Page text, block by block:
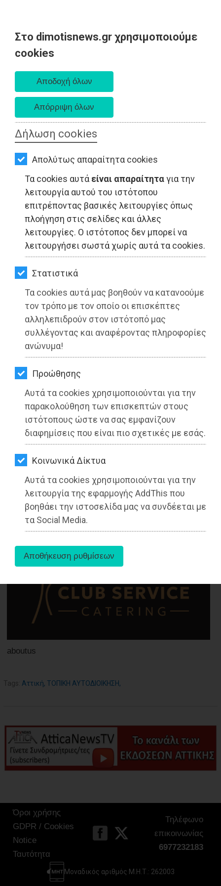
Στο dimotisnews.gr χρησιμοποιούμε
cookies
Δήλωση cookies
Απολύτως απαραίτητα cookies
Τα cookies αυτά είναι απαραίτηταγια την
λειτουργία αυτού του ιστότοπου
επιτρέποντας βασικές λειτουργίες όπως
πλοήγηση στις σελίδες και άλλες
λειτουργίες. Ο ιστότοπος δεν μπορεί να
λειτουργήσει σωστά χωρίς αυτά τα cookies.
Στατιστικά
Τα cookies αυτά μας βοηθούν να κατανοούμε
τον τρόπο με τον οποίο οι επισκέπτες
αλληλεπιδρούν στον ιστότοπό μας
συλλέγοντας και αναφέροντας πληροφορίες
ανώνυμα!
Προώθησης
Αυτά τα cookies χρησιμοποιούνται για την
παρακολούθηση των επισκεπτών στους
ιστότοπους ώστε να σας εμφανίζουν
διαφημίσεις που είναι πιο σχετικές με εσάς.
Kοινωνικά Δίκτυα
Αυτά τα cookies χρησιμοποιούνται για την
λειτουργία της εφαρμογής AddThis που
βοηθάει την ιστοσελίδα μας να συνδέεται με
τα Social Media.
AΡΧΙΚΗ
ΕΙΔΗΣΕΙΣ
ΠΟΛΙΤΙΚΗ
ΤΟΠΙΚΗ
ΑΥΤΟΔΙΟΙΚΗΣΗ
ΟΙΚΟΝΟΜΙΑ
ΑΘΛΗΤΙΣΜΟΣ
ΠΟΛΙΤΙΣΜΟΣ
ΣΠΙΤΙ-
ΚΗΠΟΣ
ΥΓΕΙΑ
LIFESTYLE
ΤΑΞΙΔΙΑ
ΕΞΟΔΟΣ
ΠΕΡΙΒΑΛΛΟΝ
ΚΑΤΟΙΚΙΔΙΟ
ΑΓΓΕΛΙΕΣ
ΕΦΗΜΕΡΙΔΕΣ
OΔΗΓΟΣ
ΑΓΟΡΑΣ
ΨΙΘΥΡΟΙ
ΑΠΟΣΤΟΛΗ
ΑΡΘΡΩΝ
ΤΟΠΙΚΗ ΑΥΤΟΔΙΟΙΚΗΣΗ - Αττική
Μήνυμα του Περιφερειάρχη Αττικής
Γιώργου Πατούλη με αφορμή την
έναρξη των πανελλαδικών εξετάσεων
13-06-2021
Από τo Dimotisnews
aboutus
Tags: Αττική, ΤΟΠΙΚΗ ΑΥΤΟΔΙΟΙΚΗΣΗ,
Όροι χρήσης
GDPR / Cookies
Notice
Ταυτότητα
Τηλέφωνο
επικοινωνίας
6977232183
Μοναδικός αριθμός Μ.Η.Τ.: 262003